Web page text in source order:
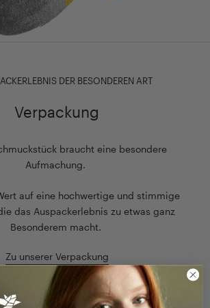
DER BESONDEREN ART
Verpackung
braucht eine besondere
Aufmachung.
auf eine hochwertige und stimmige
das Auspackerlebnis zu etwas ganz
Besonderem macht.
Zu unserer Verpackung